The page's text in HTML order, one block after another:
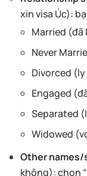
xin visa Úc):
Married (đã
Never
Divorced (ly
Engaged
Separated
Widowed
Other
không): chọn